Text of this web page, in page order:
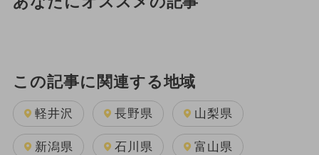
この記事に関連する地域
軽井沢 長野県 山梨県
新潟県 石川県 富山県